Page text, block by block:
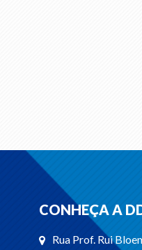
CONHEÇA A
Rua Prof. Rui